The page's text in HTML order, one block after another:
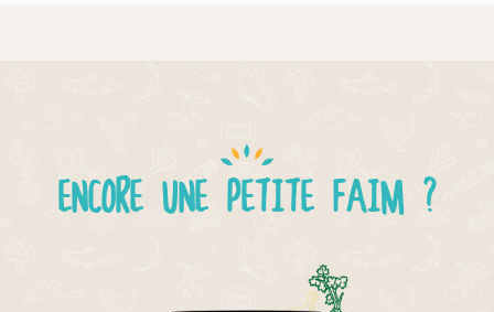
ENCORE UNE PETITE FAIM ?